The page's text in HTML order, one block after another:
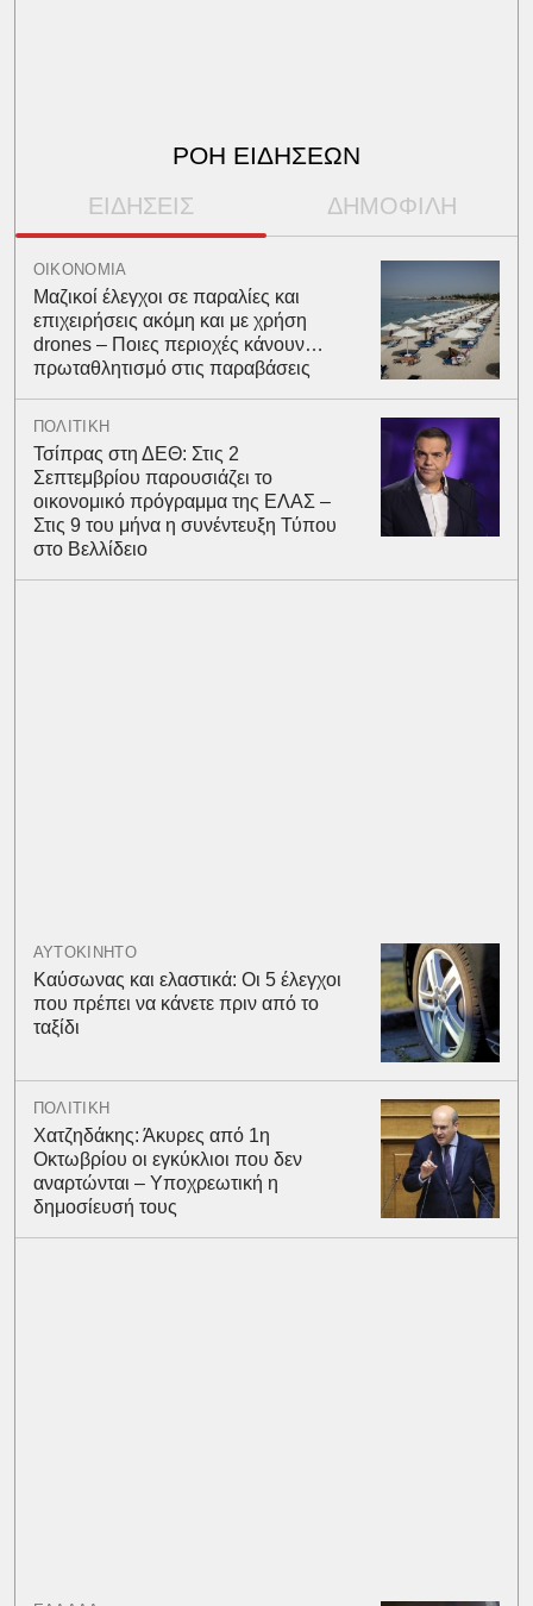
ΡΟΗ ΕΙΔΗΣΕΩΝ
ΕΙΔΗΣΕΙΣ ΔΗΜΟΦΙΛΗ
ΟΙΚΟΝΟΜΙΑ
Μαζικοί έλεγχοι σε παραλίες και
επιχειρήσεις ακόμη και με χρήση
drones – Ποιες περιοχές κάνουν…
πρωταθλητισμό στις παραβάσεις
ΠΟΛΙΤΙΚΗ
Τσίπρας στη ΔΕΘ: Στις 2
Σεπτεμβρίου παρουσιάζει το
οικονομικό πρόγραμμα της ΕΛΑΣ –
Στις 9 του μήνα η συνέντευξη Τύπου
στο Βελλίδειο
ΑΥΤΟΚΙΝΗΤΟ
Καύσωνας και ελαστικά: Οι 5 έλεγχοι
που πρέπει να κάνετε πριν από το
ταξίδι
ΠΟΛΙΤΙΚΗ
Χατζηδάκης: Άκυρες από 1η
Οκτωβρίου οι εγκύκλιοι που δεν
αναρτώνται – Υποχρεωτική η
δημοσίευσή τους